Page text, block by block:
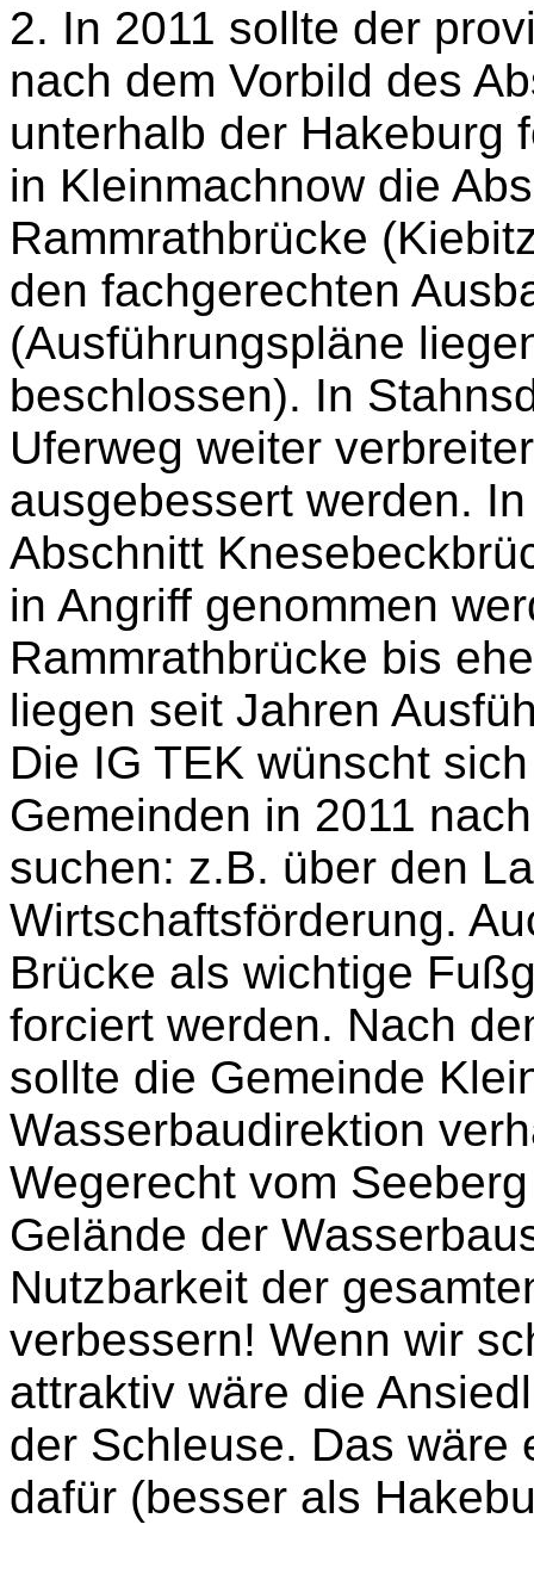
2. In 2011 sollte der
nach dem Vorbild des
unterhalb der Hakeburg
in Kleinmachnow die
Rammrathbrücke
den fachgerechten
(Ausführungspläne
beschlossen). In
Uferweg weiter
ausgebessert werden.
Abschnitt
in Angriff genommen
Rammrathbrücke bis
liegen seit Jahren
Die IG TEK wünscht
Gemeinden in 2011
suchen: z.B. über den
Wirtschaftsförderung.
Brücke als wichtige
forciert werden. Nach
sollte die Gemeinde
Wasserbaudirektion
Wegerecht vom
Gelände der
Nutzbarkeit der
verbessern! Wenn wir
attraktiv wäre die
der Schleuse. Das wäre
dafür (besser als